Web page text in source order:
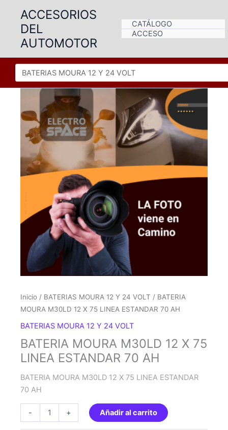
contenido
ACCESORIOS
DEL
AUTOMOTOR
CATÁLOGO
ACCESO
Inicio / BATERIAS MOURA 12 Y 24 VOLT / BATERIA
MOURA M30LD 12 X 75 LINEA ESTANDAR 70 AH
BATERIAS MOURA 12 Y 24 VOLT
BATERIA MOURA M30LD 12 X 75
LINEA ESTANDAR 70 AH
BATERIA MOURA M30LD 12 X 75 LINEA ESTANDAR
70 AH
-
BATERIA
MOURA
+ Añadir al carrito